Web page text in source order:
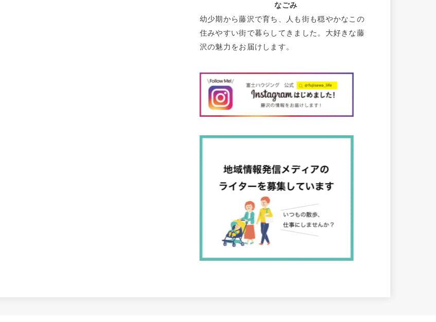
なごみ
幼少期から藤沢で育ち、人も街も穏やかなこの
住みやすい街で暮らしてきました。大好きな藤
沢の魅力をお届けします。